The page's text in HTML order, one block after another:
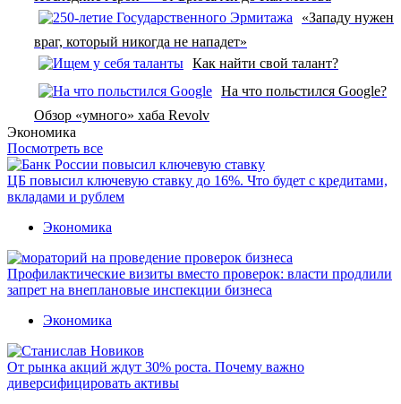
«Западу нужен
враг, который никогда не нападет»
Как найти свой талант?
На что польстился Google?
Обзор «умного» хаба Revolv
Экономика
Посмотреть все
ЦБ повысил ключевую ставку до 16%. Что будет с кредитами,
вкладами и рублем
Экономика
Профилактические визиты вместо проверок: власти продлили
запрет на внеплановые инспекции бизнеса
Экономика
От рынка акций ждут 30% роста. Почему важно
диверсифицировать активы